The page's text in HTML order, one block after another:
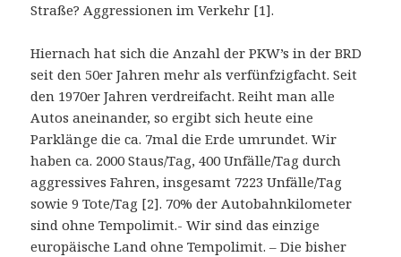
Straße? Aggressionen im Verkehr [1].
Hiernach hat sich die Anzahl der PKW’s in der BRD
seit den 50er Jahren mehr als verfünfzigfacht. Seit
den 1970er Jahren verdreifacht. Reiht man alle
Autos aneinander, so ergibt sich heute eine
Parklänge die ca. 7mal die Erde umrundet. Wir
haben ca. 2000 Staus/Tag, 400 Unfälle/Tag durch
aggressives Fahren, insgesamt 7223 Unfälle/Tag
sowie 9 Tote/Tag [2]. 70% der Autobahnkilometer
sind ohne Tempolimit.- Wir sind das einzige
europäische Land ohne Tempolimit. – Die bisher